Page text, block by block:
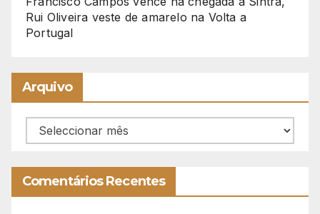
Rui Oliveira veste de amarelo na Volta a
Portugal
Arquivo
Arquivo
Comentários Recentes